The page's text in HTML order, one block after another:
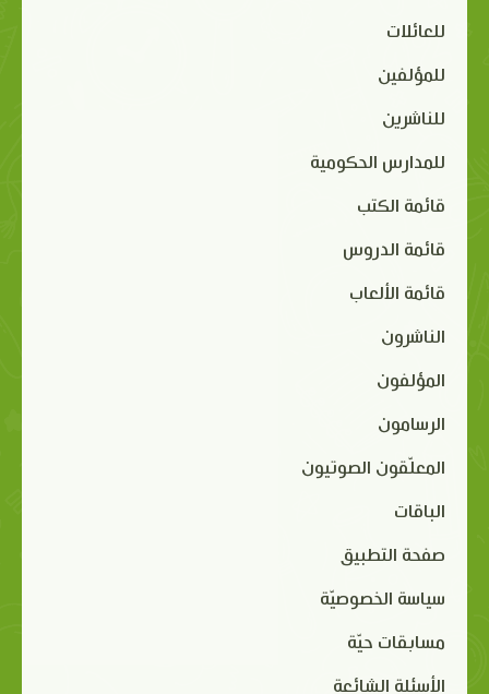
للعائلات
للمؤلفين
للناشرين
للمدارس الحكومية
قائمة الكتب
قائمة الدروس
قائمة الألعاب
الناشرون
المؤلفون
الرسامون
المعلّقون الصوتيون
الباقات
صفحة التطبيق
سياسة الخصوصيّة
مسابقات حيّة
الأسئلة الشائعة